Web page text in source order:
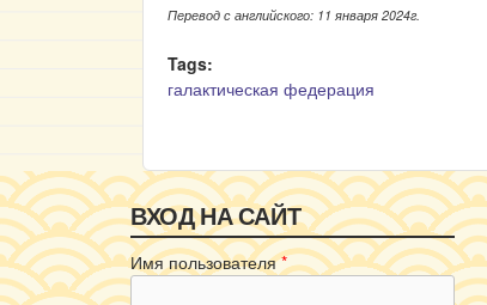
Перевод с английского: 11 января 2024г.
Tags:
галактическая федерация
ВХОД НА САЙТ
Имя пользователя*